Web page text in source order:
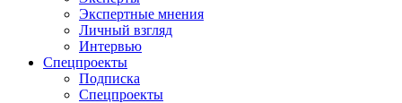
Экспертные мнения
Личный взгляд
Интервью
Спецпроекты
Подписка
Спецпроекты